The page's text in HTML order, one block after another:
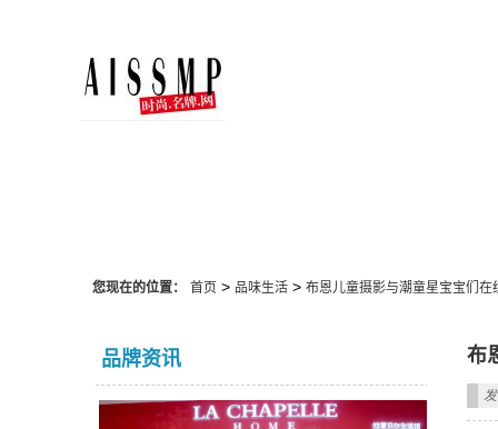
您现在的位置： 首页> 品味生活> 布恩儿童摄影与潮童星宝宝们在
品牌资讯 布